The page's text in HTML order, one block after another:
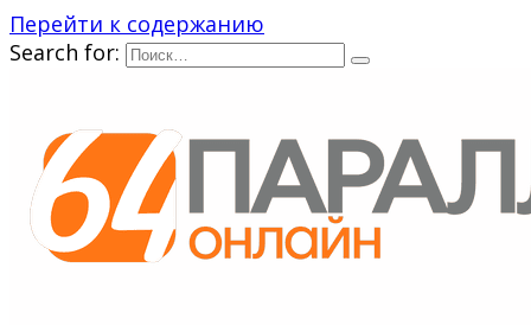
Перейти к содержанию
Search for: